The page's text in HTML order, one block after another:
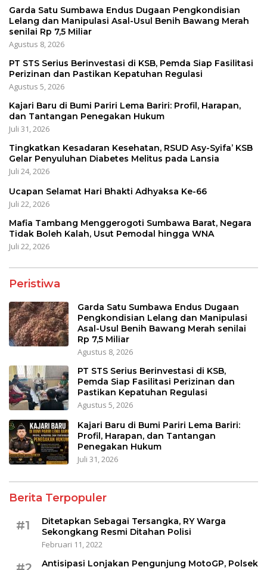
Garda Satu Sumbawa Endus Dugaan Pengkondisian
Lelang dan Manipulasi Asal-Usul Benih Bawang Merah
senilai Rp 7,5 Miliar
Agustus 8, 2026
PT STS Serius Berinvestasi di KSB, Pemda Siap Fasilitasi
Perizinan dan Pastikan Kepatuhan Regulasi
Agustus 5, 2026
Kajari Baru di Bumi Pariri Lema Bariri: Profil, Harapan,
dan Tantangan Penegakan Hukum
Juli 31, 2026
Tingkatkan Kesadaran Kesehatan, RSUD Asy-Syifa’ KSB
Gelar Penyuluhan Diabetes Melitus pada Lansia
Juli 24, 2026
Ucapan Selamat Hari Bhakti Adhyaksa Ke-66
Juli 22, 2026
Mafia Tambang Menggerogoti Sumbawa Barat, Negara
Tidak Boleh Kalah, Usut Pemodal hingga WNA
Juli 22, 2026
Peristiwa
Garda Satu Sumbawa Endus Dugaan
Pengkondisian Lelang dan Manipulasi
Asal-Usul Benih Bawang Merah senilai
Rp 7,5 Miliar
Agustus 8, 2026
PT STS Serius Berinvestasi di KSB,
Pemda Siap Fasilitasi Perizinan dan
Pastikan Kepatuhan Regulasi
Agustus 5, 2026
Kajari Baru di Bumi Pariri Lema Bariri:
Profil, Harapan, dan Tantangan
Penegakan Hukum
Juli 31, 2026
Berita Terpopuler
#1
Ditetapkan Sebagai Tersangka, RY Warga
Sekongkang Resmi Ditahan Polisi
Februari 11, 2022
Antisipasi Lonjakan Pengunjung MotoGP, Polsek